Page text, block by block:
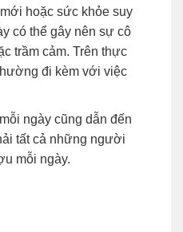
hoặc sức khỏe suy
có thể gây nên sự cô
trầm cảm. Trên thực
đi kèm với việc
ngày cũng dẫn đến
tất cả những người
mỗi ngày.